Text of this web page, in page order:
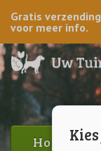
Gratis
voor meer info.
Home